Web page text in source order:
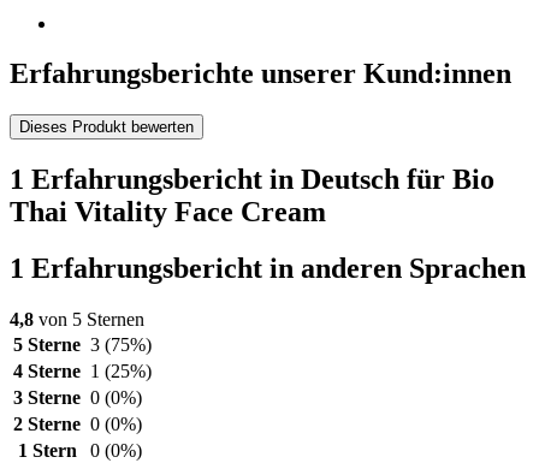
Erfahrungsberichte unserer Kund:innen
Dieses Produkt bewerten
1 Erfahrungsbericht in Deutsch für Bio
Thai Vitality Face Cream
1 Erfahrungsbericht in anderen Sprachen
4,8 von 5 Sternen
5 Sterne 3 (75%)
4 Sterne 1 (25%)
3 Sterne 0 (0%)
2 Sterne 0 (0%)
1 Stern
0 (0%)